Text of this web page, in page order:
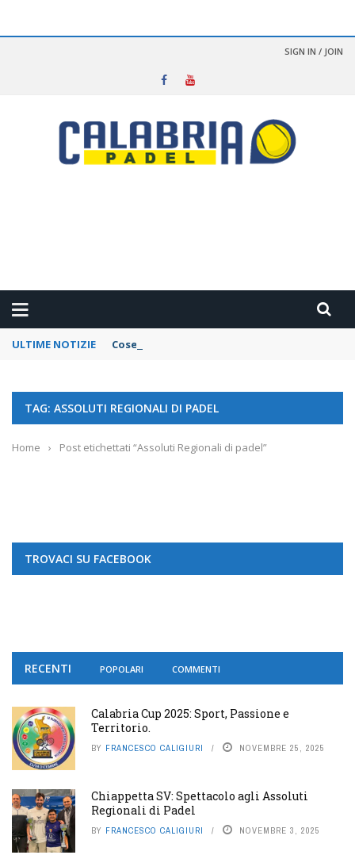
SIGN IN / JOIN
ULTIME NOTIZIE Cosenza Open Padel Show: Tutti i vincitori
TAG: ASSOLUTI REGIONALI DI PADEL
Home › Post etichettati “Assoluti Regionali di padel”
TROVACI SU FACEBOOK
RECENTI POPOLARI COMMENTI
Calabria Cup 2025: Sport, Passione e
Territorio.
BY FRANCESCO CALIGIURI NOVEMBRE 25, 2025
Chiappetta SV: Spettacolo agli Assoluti
Regionali di Padel
BY FRANCESCO CALIGIURI NOVEMBRE 3, 2025